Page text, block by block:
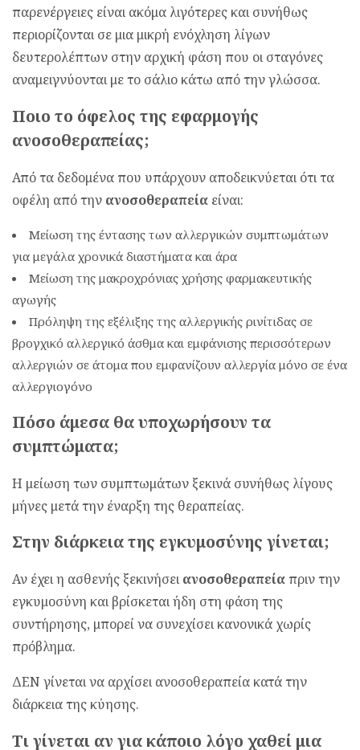
παρενέργειες είναι ακόμα λιγότερες και συνήθως
περιορίζονται σε μια μικρή ενόχληση λίγων
δευτερολέπτων στην αρχική φάση που οι σταγόνες
αναμειγνύονται με το σάλιο κάτω από την γλώσσα.
Ποιο το όφελος της εφαρμογής
ανοσοθεραπείας;
Από τα δεδομένα που υπάρχουν αποδεικνύεται ότι τα
οφέλη από την ανοσοθεραπεία είναι:
Μείωση της έντασης των αλλεργικών συμπτωμάτων
για μεγάλα χρονικά διαστήματα και άρα
Μείωση της μακροχρόνιας χρήσης φαρμακευτικής
αγωγής
Πρόληψη της εξέλιξης της αλλεργικής ρινίτιδας σε
βρογχικό αλλεργικό άσθμα και εμφάνισης περισσότερων
αλλεργιών σε άτομα που εμφανίζουν αλλεργία μόνο σε ένα
αλλεργιογόνο
Πόσο άμεσα θα υποχωρήσουν τα
συμπτώματα;
Η μείωση των συμπτωμάτων ξεκινά συνήθως λίγους
μήνες μετά την έναρξη της θεραπείας.
Στην διάρκεια της εγκυμοσύνης γίνεται;
Αν έχει η ασθενής ξεκινήσειανοσοθεραπείαπριν την
εγκυμοσύνη και βρίσκεται ήδη στη φάση της
συντήρησης, μπορεί να συνεχίσει κανονικά χωρίς
πρόβλημα.
ΔΕΝ γίνεται να αρχίσει ανοσοθεραπεία κατά την
διάρκεια της κύησης.
Τι γίνεται αν για κάποιο λόγο χαθεί μια